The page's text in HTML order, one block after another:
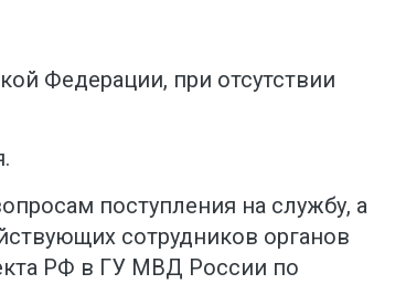
Федерации, при отсутствии
поступления на службу, а
сотрудников органов
РФ в ГУ МВД России по